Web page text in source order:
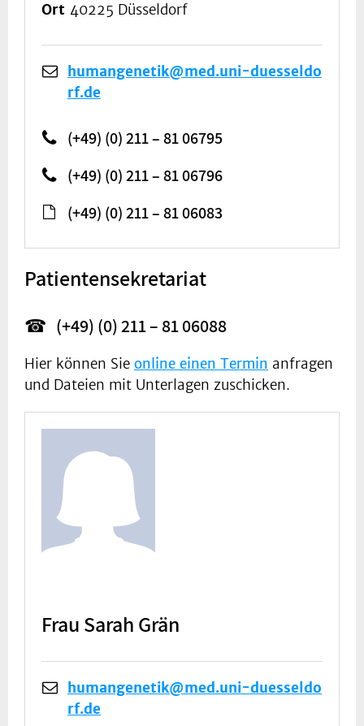
Ort 40225 Düsseldorf
humangenetik@med.uni-duesseldo
rf.de
(+49) (0) 211 – 81 06795
(+49) (0) 211 – 81 06796
(+49) (0) 211 – 81 06083
Patientensekretariat
☎ (+49) (0) 211 – 81 06088
Hier können Sie online einen Termin anfragen
und Dateien mit Unterlagen zuschicken.
Frau Sarah Grän
humangenetik@med.uni-duesseldo
rf.de